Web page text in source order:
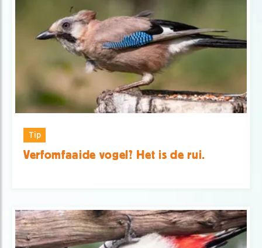
Tip
Verfomfaaide vogel? Het is de rui.